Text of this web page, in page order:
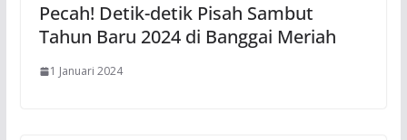
Pecah! Detik-detik Pisah Sambut
Tahun Baru 2024 di Banggai Meriah
1 Januari 2024